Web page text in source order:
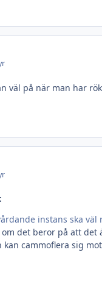
väl på när man har
instans ska
om det beror på att
cammoflera sig